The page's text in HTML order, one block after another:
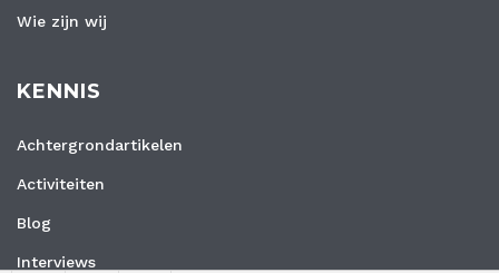
Wie zijn wij
KENNIS
Achtergrondartikelen
Activiteiten
Blog
Interviews